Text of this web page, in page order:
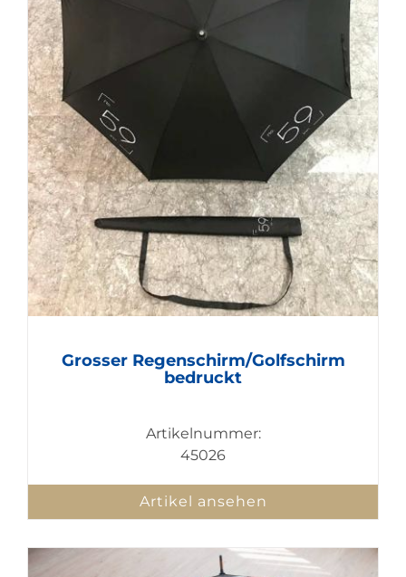
Grosser Regenschirm/Golfschirm
bedruckt
Artikelnummer:
45026
Artikel ansehen